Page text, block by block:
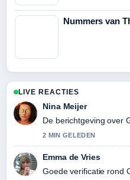
Nummers van
LIVE REACTIES
Nina Meijer
De berichtgeving over
2 MIN GELEDEN
Emma de Vries
Goede verificatie rond